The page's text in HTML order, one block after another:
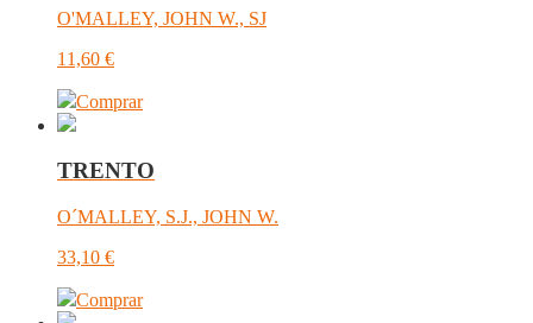
O'MALLEY, JOHN W., SJ
11,60 €
Comprar
TRENTO
O´MALLEY, S.J., JOHN W.
33,10 €
Comprar